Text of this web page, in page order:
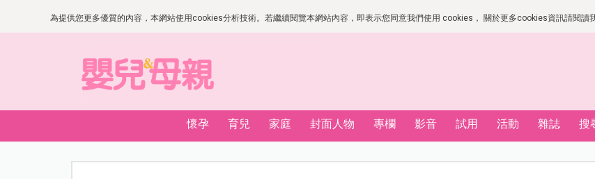
為提供您更多優質的內容，本網站使用cookies分析技術。若繼續閱覽本網站內容，即表示您同意我們使用 cookies， 關於更多cookies資訊請閱讀
懷孕 育兒 家庭 封面人物 專欄 影音 試用 活動 雜誌 搜